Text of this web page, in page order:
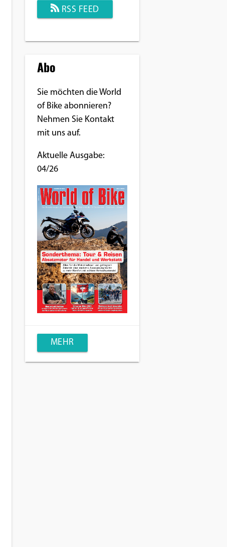
RSS FEED
Abo
Sie möchten die World
of Bike abonnieren?
Nehmen Sie Kontakt
mit uns auf.
Aktuelle Ausgabe:
04/26
MEHR